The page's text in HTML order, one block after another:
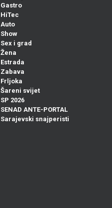
Gastro
HiTec
Auto
Show
Sex i grad
Žena
Estrada
Zabava
Frljoka
Šareni svijet
SP 2026
SENAD ANTE-PORTAL
Sarajevski snajperisti